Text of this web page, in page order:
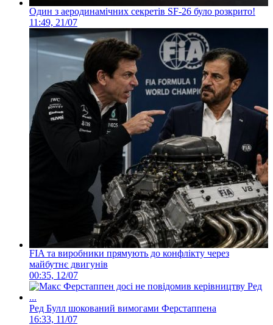
Один з аеродинамічних секретів SF-26 було розкрито!
11:49, 21/07
FIA та виробники прямують до конфлікту через
майбутнє двигунів
00:35, 12/07
Ред Булл шокований вимогами Ферстаппена
16:33, 11/07